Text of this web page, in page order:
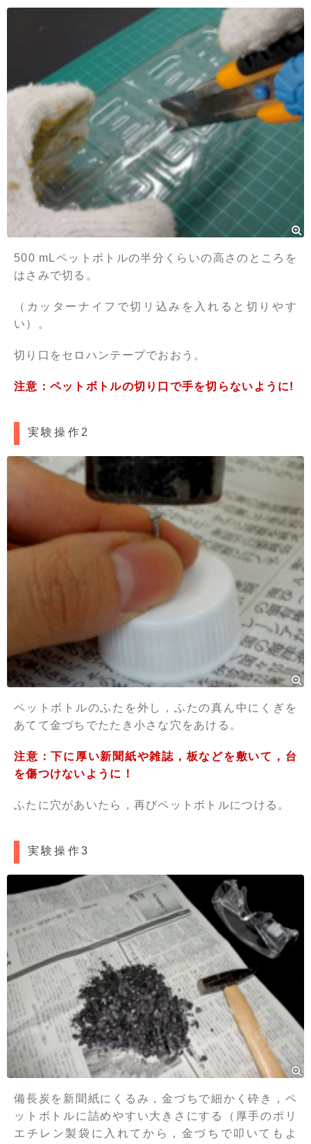
500 mLペットボトルの半分くらいの高さのところを
はさみで切る。
（カッターナイフで切リ込みを入れると切りやす
い）。
切り口をセロハンテープでおおう。
注意：ペットボトルの切り口で手を切らないように!
実験操作2
ペットボトルのふたを外し，ふたの真ん中にくぎを
あてて金づちでたたき小さな穴をあける。
注意：下に厚い新聞紙や雑誌，板などを敷いて，台
を傷つけないように！
ふたに穴があいたら，再びペットボトルにつける。
実験操作3
備長炭を新聞紙にくるみ，金づちで細かく砕き，ペ
ットボトルに詰めやすい大きさにする（厚手のポリ
エチレン製袋に入れてから，金づちで叩いてもよ